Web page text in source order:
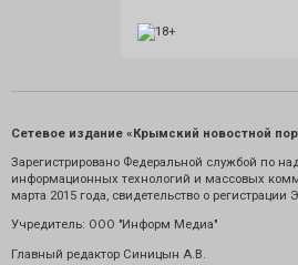
Сетевое издание «Крымский новостной
Зарегистрировано Федеральной службой по
информационных технологий и массовых
марта 2015 года, свидетельство о
Учредитель: ООО "Информ Медиа"
Главный редактор Синицын А.В.